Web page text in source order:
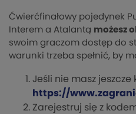
Ćwierćfinałowy pojedynek
Interem a Atalantą możesz
swoim graczom dostęp do
warunki trzeba spełnić, by
Jeśli nie masz jeszcze
https://
Zarejestruj się z